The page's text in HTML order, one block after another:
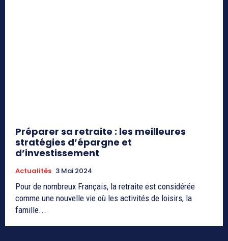
Préparer sa retraite : les meilleures
stratégies d’épargne et
d’investissement
Actualités 3 Mai 2024
Pour de nombreux Français, la retraite est considérée
comme une nouvelle vie où les activités de loisirs, la
famille...